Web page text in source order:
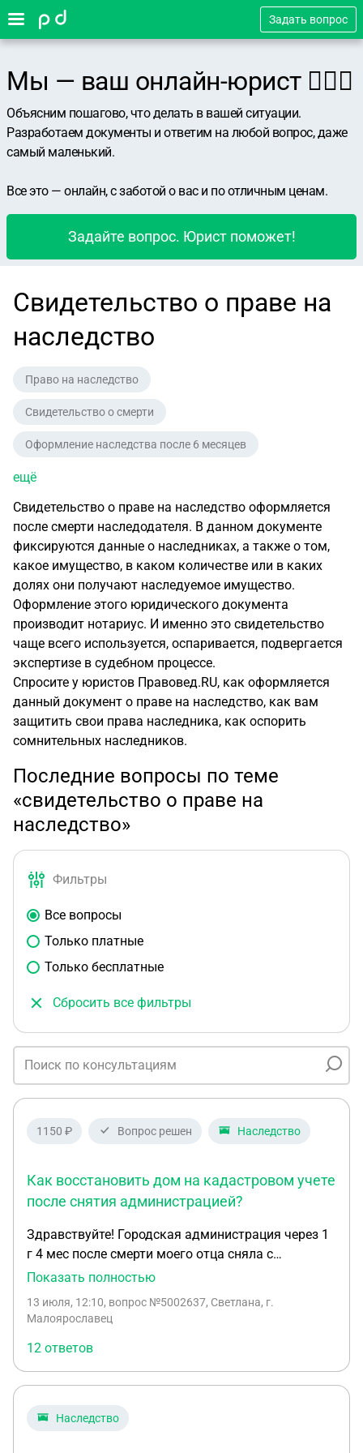
Задать вопрос
Мы — ваш онлайн-юрист 👨🏻‍⚖️
Объясним пошагово, что делать в вашей ситуации.
Разработаем документы и ответим на любой вопрос, даже
самый маленький.
Все это — онлайн, с заботой о вас и по отличным ценам.
Задайте вопрос. Юрист поможет!
Свидетельство о праве на
наследство
Право на наследство
Свидетельство о смерти
Оформление наследства после 6 месяцев
ещё
Свидетельство о праве на наследство оформляется
после смерти наследодателя. В данном документе
фиксируются данные о наследниках, а также о том,
какое имущество, в каком количестве или в каких
долях они получают наследуемое имущество.
Оформление этого юридического документа
производит нотариус. И именно это свидетельство
чаще всего используется, оспаривается, подвергается
экспертизе в судебном процессе.
Спросите у юристов Правовед.RU, как оформляется
данный документ о праве на наследство, как вам
защитить свои права наследника, как оспорить
сомнительных наследников.
Последние вопросы по теме
«свидетельство о праве на
наследство»
Фильтры
Все вопросы
Только платные
Только бесплатные
Сбросить все фильтры
1150 ₽ Вопрос решен Наследство
Как восстановить дом на кадастровом учете
после снятия администрацией?
Здравствуйте! Городская администрация через 1
г 4 мес после смерти моего отца сняла с
кадастрового учета принадлежавший ему дом.
котором дом находится, было зарегистрировано в
Росреестр мне ответили, что
"Вышеперечисленный объект недвижимого
имущества снят с кадастрового учета на
основании заявления Администрации гор **** №
КУВД-*** от 27.09.2024, Акта осмотра от
Показать полностью
13 июля, 12:10, вопрос №5002637, Светлана, г.
Малоярославец
12 ответов
Наследство